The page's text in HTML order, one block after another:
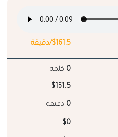
$161.5/دقيقة
0 كلمة
$161.5
0 دقيقة
$0